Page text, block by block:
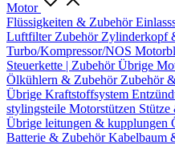
Motor
Flüssigkeiten & Zubehör
Luftfilter Zubehör Zylinderkopf
Turbo/Kompressor/NOS
Steuerkette | ZubehörÜbrige
Ölkühlern & Zubehör Zubehör
Übrige Kraftstoffsystem
stylingsteile Motorstützen Stütze
Übrige leitungen & kupplungen
Batterie & ZubehörKabelbaum